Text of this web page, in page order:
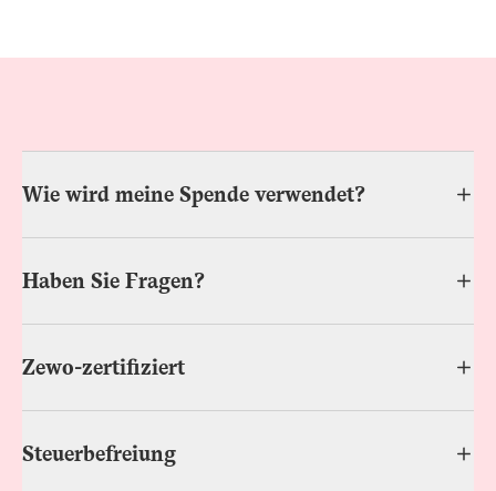
Wie wird meine Spende verwendet?
Haben Sie Fragen?
Zewo-zertifiziert
Steuerbefreiung